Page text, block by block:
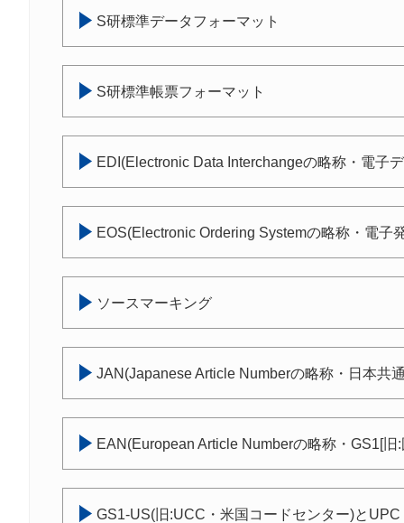
S研標準データフォーマット
S研標準帳票フォーマット
EDI(Electronic Data Interchangeの略称・電子
EOS(Electronic Ordering Systemの略称・電子
ソースマーキング
JAN(Japanese Article Numberの略称・日本共
EAN(European Article Numberの略称・GS1[旧
GS1-US(旧:UCC・米国コードセンター)とUPC